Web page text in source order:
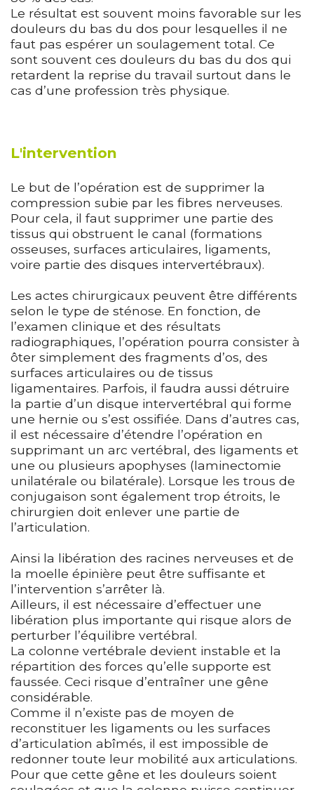
Le résultat est souvent moins favorable sur les
douleurs du bas du dos pour lesquelles il ne
faut pas espérer un soulagement total. Ce
sont souvent ces douleurs du bas du dos qui
retardent la reprise du travail surtout dans le
cas d’une profession très physique.
L'intervention
Le but de l’opération est de supprimer la
compression subie par les fibres nerveuses.
Pour cela, il faut supprimer une partie des
tissus qui obstruent le canal (formations
osseuses, surfaces articulaires, ligaments,
voire partie des disques intervertébraux).
Les actes chirurgicaux peuvent être différents
selon le type de sténose. En fonction, de
l’examen clinique et des résultats
radiographiques, l’opération pourra consister à
ôter simplement des fragments d’os, des
surfaces articulaires ou de tissus
ligamentaires. Parfois, il faudra aussi détruire
la partie d’un disque intervertébral qui forme
une hernie ou s’est ossifiée. Dans d’autres cas,
il est nécessaire d’étendre l’opération en
supprimant un arc vertébral, des ligaments et
une ou plusieurs apophyses (laminectomie
unilatérale ou bilatérale). Lorsque les trous de
conjugaison sont également trop étroits, le
chirurgien doit enlever une partie de
l’articulation.
Ainsi la libération des racines nerveuses et de
la moelle épinière peut être suffisante et
l’intervention s’arrêter là.
Ailleurs, il est nécessaire d’effectuer une
libération plus importante qui risque alors de
perturber l’équilibre vertébral.
La colonne vertébrale devient instable et la
répartition des forces qu’elle supporte est
faussée. Ceci risque d’entraîner une gêne
considérable.
Comme il n’existe pas de moyen de
reconstituer les ligaments ou les surfaces
d’articulation abîmés, il est impossible de
redonner toute leur mobilité aux articulations.
Pour que cette gêne et les douleurs soient